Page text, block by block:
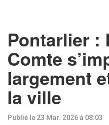
Pontarlier :
Comte
largement
la ville
Publié le 23 Mar. 2026 à 08:03